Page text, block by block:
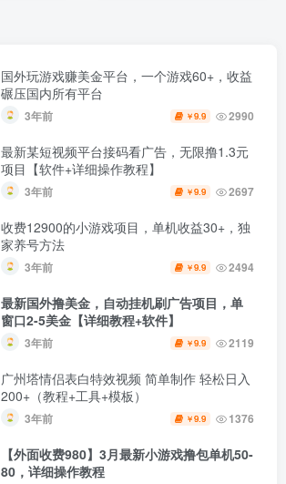
国外玩游戏赚美金平台，一个游戏60+，收益
碾压国内所有平台
3年前 ￥9.9 2990
最新某短视频平台接码看广告，无限撸1.3元
项目【软件+详细操作教程】
3年前 ￥9.9 2697
收费12900的小游戏项目，单机收益30+，独
家养号方法
3年前 ￥9.9 2494
最新国外撸美金，自动挂机刷广告项目，单
窗口2-5美金【详细教程+软件】
3年前 ￥9.9 2119
广州塔情侣表白特效视频 简单制作 轻松日入
200+（教程+工具+模板）
3年前 ￥9.9 1376
【外面收费980】3月最新小游戏撸包单机50-
80，详细操作教程